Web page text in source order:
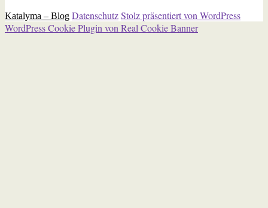
Katalyma – Blog DatenschutzStolz präsentiert von WordPress
WordPress Cookie Plugin von Real Cookie Banner